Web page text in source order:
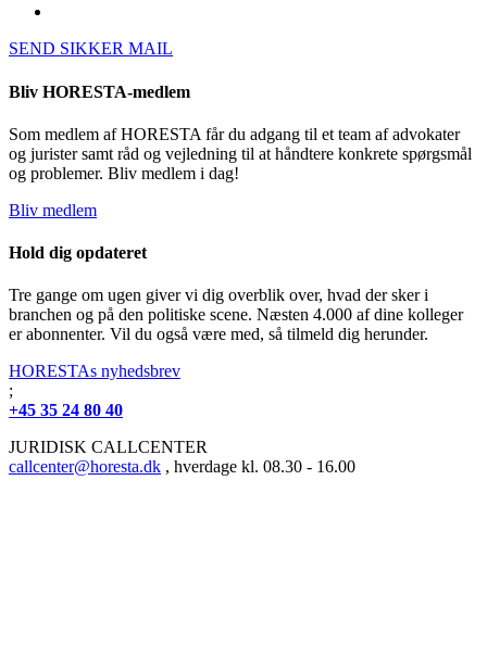
SEND SIKKER MAIL
Bliv HORESTA-medlem
Som medlem af HORESTA får du adgang til et team af advokater
og jurister samt råd og vejledning til at håndtere konkrete spørgsmål
og problemer. Bliv medlem i dag!
Bliv medlem
Hold dig opdateret
Tre gange om ugen giver vi dig overblik over, hvad der sker i
branchen og på den politiske scene. Næsten 4.000 af dine kolleger
er abonnenter. Vil du også være med, så tilmeld dig herunder.
HORESTAs nyhedsbrev
;
+45 35 24 80 40
JURIDISK CALLCENTER
callcenter@horesta.dk , hverdage kl. 08.30 - 16.00